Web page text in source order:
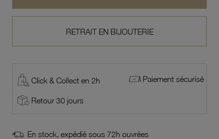
RETRAIT EN BIJOUTERIE
Click & Collect en 2h Paiement sécurisé
Retour 30 jours
En stock, expédié sous 72h ouvrées